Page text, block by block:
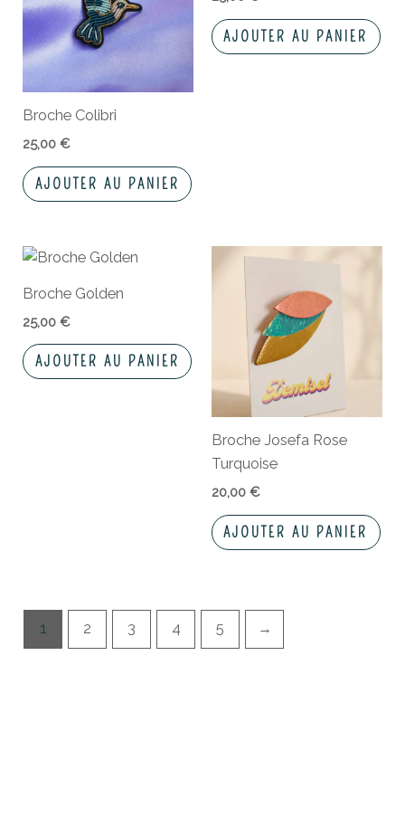
Broche Colibri
25,00€
AJOUTER AU PANIER
AJOUTER AU PANIER
Broche Golden
25,00€
AJOUTER AU PANIER
Broche Josefa Rose
Turquoise
20,00 €
AJOUTER AU PANIER
1 2 3 4 5 →